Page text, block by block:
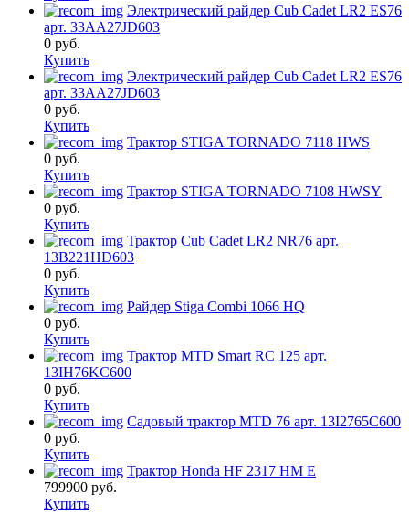
Электрический райдер Cub Cadet LR2 ES76
арт. 33AA27JD603
0 руб.
Купить
Электрический райдер Cub Cadet LR2 ES76
арт. 33AA27JD603
0 руб.
Купить
Трактор STIGA TORNADO 7118 HWS
0 руб.
Купить
Трактор STIGA TORNADO 7108 HWSY
0 руб.
Купить
Трактор Cub Cadet LR2 NR76 арт.
13B221HD603
0 руб.
Купить
Райдер Stiga Combi 1066 HQ
0 руб.
Купить
Трактор MTD Smart RC 125 арт.
13IH76KC600
0 руб.
Купить
Садовый трактор MTD 76 арт. 13I2765C600
0 руб.
Купить
Трактор Honda HF 2317 HM E
799900 руб.
Купить